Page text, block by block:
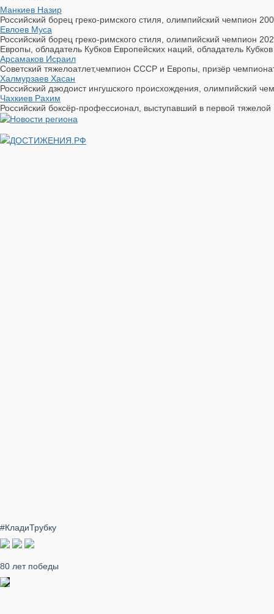
Манкиев Назир
Российский борец греко-римского стиля, олимпийский чемпион
Евлоев Муса
Российский борец греко-римского стиля, олимпийский чемпион
Европы, обладатель Кубков Европейских наций, обладатель
Арсамаков Исраил
Советский тяжелоатлет,чемпион СССР и Европы, призёр
Халмурзаев Хасан
Российский дзюдоист ингушского происхождения, олимпийский
Чахкиев Рахим
Российский боксёр-профессионал, выступавший в первой
ДОСТИЖЕНИЯ.РФ
#КладиТрубку
80 лет победы